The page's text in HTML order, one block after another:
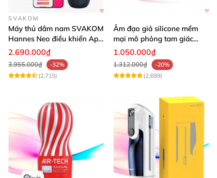
SVAKOM
Máy thủ dâm nam SVAKOM
Hannes Neo điều khiển App
tiện lợi
2.690.000₫
3.955.000₫
-32%
(2,715)
Âm đạo giả silicone mềm
mại mô phỏng tam giác
vàng sexy
1.050.000₫
1.312.000₫
-20%
(2,699)